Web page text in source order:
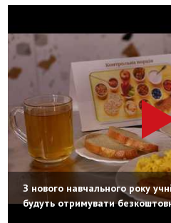
З нового навчального року
будуть отримувати